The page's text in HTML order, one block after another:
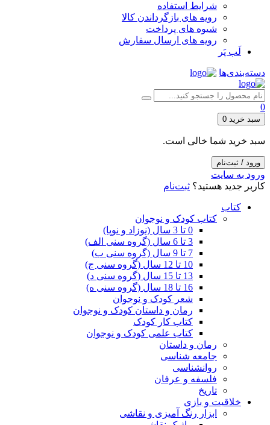
شرایط استفاده
رویه های بازگرداندن کالا
شیوه های پرداخت
رویه های ارسال سفارش
لَب پَر
دسته‌بندی‌ها
0
سبد خرید 0
سبد خرید شما خالی است.
ورود / ثبت‌نام
ورود به سایت
کاربر جدید هستید؟ ثبت‌نام
کتاب
کتاب کودک و نوجوان
0 تا 3 سال (نوزاد و نوپا)
3 تا 6 سال (گروه سنی الف)
7 تا 9 سال (گروه سنی ب)
10 تا 12 سال (گروه سنی ج)
13 تا 15 سال (گروه سنی د)
16 تا 18 سال (گروه سنی ه)
شعر کودک و نوجوان
رمان و داستان کودک و نوجوان
کتاب کار کودک
کتاب علمی کودک و نوجوان
رمان و داستان
جامعه شناسی
روانشناسی
فلسفه و عرفان
تاریخ
خلاقیت و بازی
ابزار رنگ آمیزی و نقاشی